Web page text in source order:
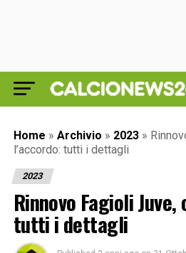
Home » Archivio » 2023 »
l’accordo: tutti i dettagli
2023
Rinnovo Fagioli Juve,
tutti i dettagli